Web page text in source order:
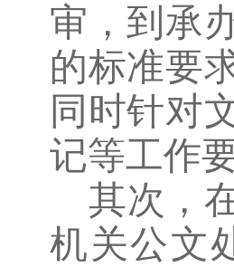
审，到承
的标准要
同时针对
记等工作
其次，
机关公文